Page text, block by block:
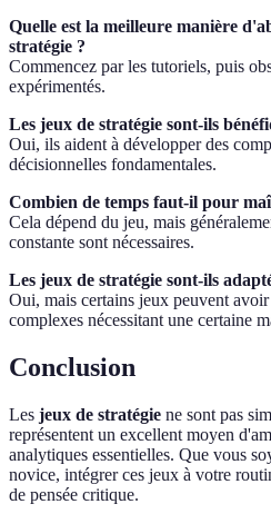
Quelle est la meilleure manière
stratégie ?
Commencez par les tutoriels, puis
expérimentés.
Les jeux de stratégie sont-ils
Oui, ils aident à développer des
décisionnelles fondamentales.
Combien de temps faut-il pour
Cela dépend du jeu, mais
constante sont nécessaires.
Les jeux de stratégie sont-ils
Oui, mais certains jeux peuvent
complexes nécessitant une certaine
Conclusion
Les jeux de stratégie ne sont pas
représentent un excellent moyen
analytiques essentielles. Que vous
novice, intégrer ces jeux à votre
de pensée critique.